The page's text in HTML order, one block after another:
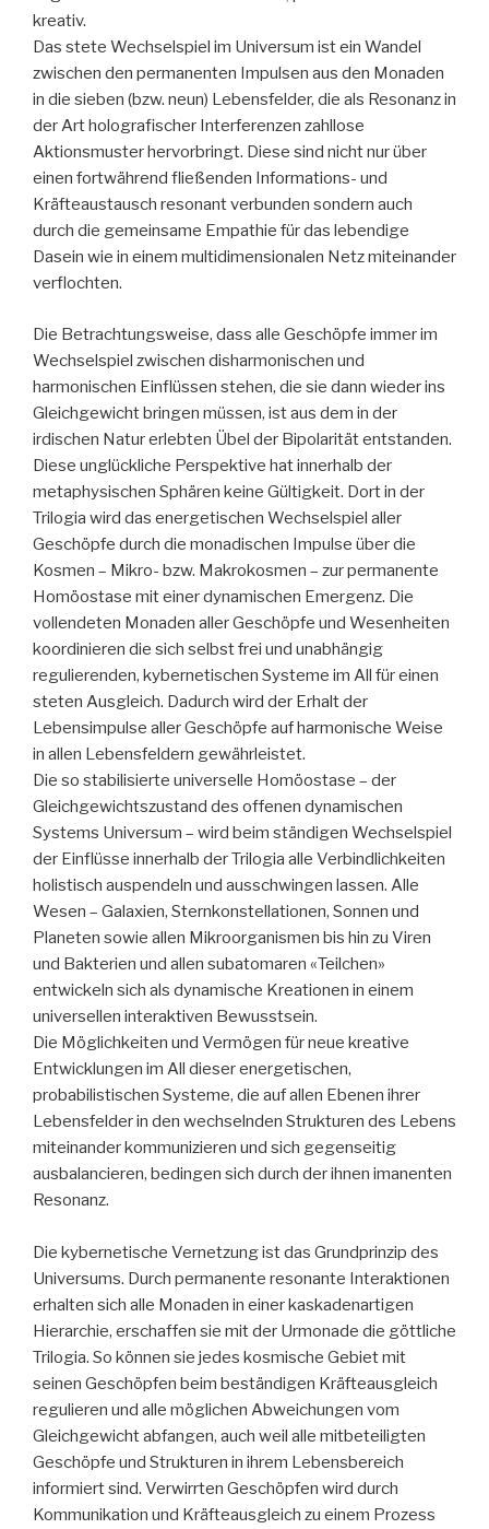
kreativ.
Das stete Wechselspiel im Universum ist ein Wandel
zwischen den permanenten Impulsen aus den Monaden
in die sieben (bzw. neun) Lebensfelder, die als Resonanz in
der Art holografischer Interferenzen zahllose
Aktionsmuster hervorbringt. Diese sind nicht nur über
einen fortwährend fließenden Informations- und
Kräfteaustausch resonant verbunden sondern auch
durch die gemeinsame Empathie für das lebendige
Dasein wie in einem multidimensionalen Netz miteinander
verflochten.
Die Betrachtungsweise, dass alle Geschöpfe immer im
Wechselspiel zwischen disharmonischen und
harmonischen Einflüssen stehen, die sie dann wieder ins
Gleichgewicht bringen müssen, ist aus dem in der
irdischen Natur erlebten Übel der Bipolarität entstanden.
Diese unglückliche Perspektive hat innerhalb der
metaphysischen Sphären keine Gültigkeit. Dort in der
Trilogia wird das energetischen Wechselspiel aller
Geschöpfe durch die monadischen Impulse über die
Kosmen – Mikro- bzw. Makrokosmen – zur permanente
Homöostase mit einer dynamischen Emergenz. Die
vollendeten Monaden aller Geschöpfe und Wesenheiten
koordinieren die sich selbst frei und unabhängig
regulierenden, kybernetischen Systeme im All für einen
steten Ausgleich. Dadurch wird der Erhalt der
Lebensimpulse aller Geschöpfe auf harmonische Weise
in allen Lebensfeldern gewährleistet.
Die so stabilisierte universelle Homöostase – der
Gleichgewichtszustand des offenen dynamischen
Systems Universum – wird beim ständigen Wechselspiel
der Einflüsse innerhalb der Trilogia alle Verbindlichkeiten
holistisch auspendeln und ausschwingen lassen. Alle
Wesen – Galaxien, Sternkonstellationen, Sonnen und
Planeten sowie allen Mikroorganismen bis hin zu Viren
und Bakterien und allen subatomaren «Teilchen»
entwickeln sich als dynamische Kreationen in einem
universellen interaktiven Bewusstsein.
Die Möglichkeiten und Vermögen für neue kreative
Entwicklungen im All dieser energetischen,
probabilistischen Systeme, die auf allen Ebenen ihrer
Lebensfelder in den wechselnden Strukturen des Lebens
miteinander kommunizieren und sich gegenseitig
ausbalancieren, bedingen sich durch der ihnen imanenten
Resonanz.
Die kybernetische Vernetzung ist das Grundprinzip des
Universums. Durch permanente resonante Interaktionen
erhalten sich alle Monaden in einer kaskadenartigen
Hierarchie, erschaffen sie mit der Urmonade die göttliche
Trilogia. So können sie jedes kosmische Gebiet mit
seinen Geschöpfen beim beständigen Kräfteausgleich
regulieren und alle möglichen Abweichungen vom
Gleichgewicht abfangen, auch weil alle mitbeteiligten
Geschöpfe und Strukturen in ihrem Lebensbereich
informiert sind. Verwirrten Geschöpfen wird durch
Kommunikation und Kräfteausgleich zu einem Prozess